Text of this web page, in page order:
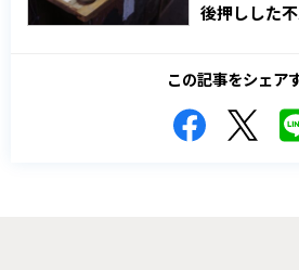
後押しした
この記事をシェア